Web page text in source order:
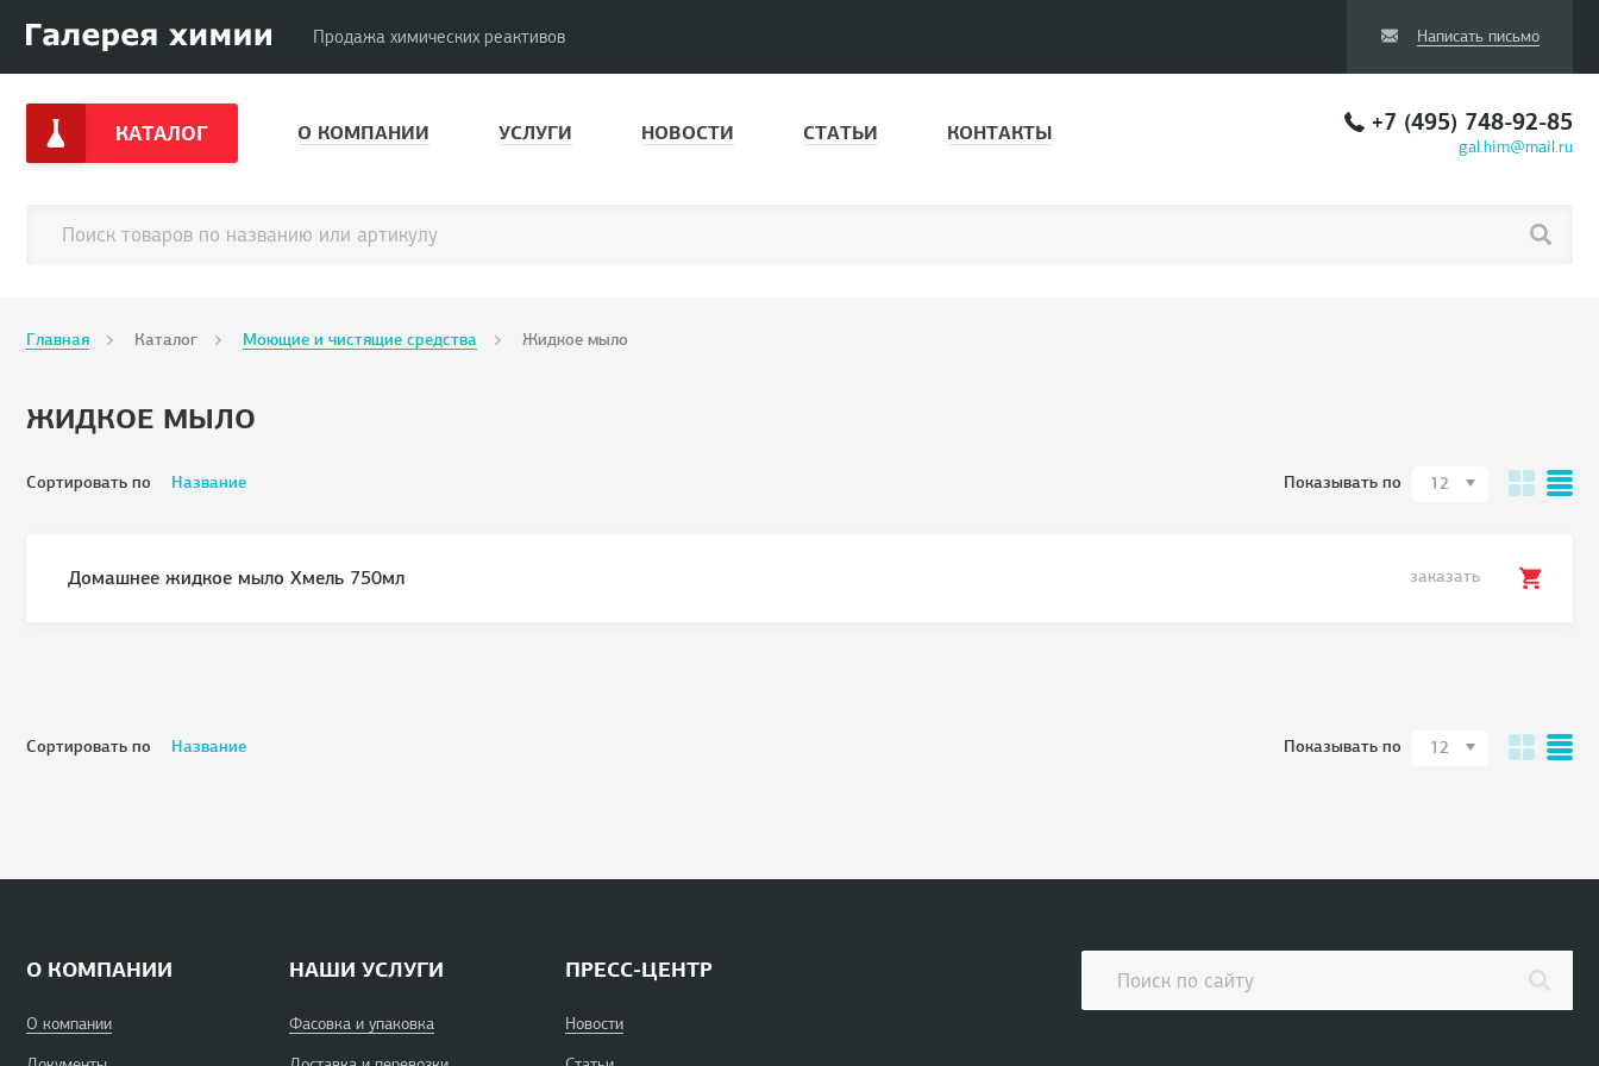
Продажа химических реактивов Написать письмо
КАТАЛОГ О КОМПАНИИ УСЛУГИ НОВОСТИ СТАТЬИ КОНТАКТЫ +7 (495) 748-92-85
gal.him@mail.ru
Главная Каталог Моющие и чистящие средства Жидкое мыло
ЖИДКОЕ МЫЛО
Сортировать по Название Показывать по 12
Домашнее жидкое мыло Хмель 750мл заказать
Сортировать по Название Показывать по 12
О КОМПАНИИ
О компании
НАШИ УСЛУГИ
Фасовка и упаковка
ПРЕСС-ЦЕНТР
Новости